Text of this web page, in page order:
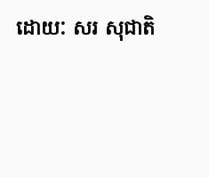
ដោយៈ សរ សុជាតិ